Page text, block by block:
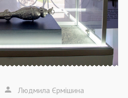
Людмила Єрмішина